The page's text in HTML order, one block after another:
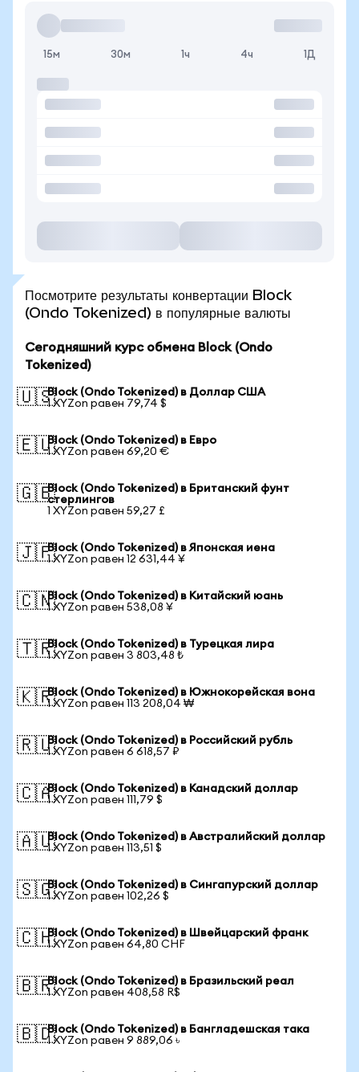
15м 30м 1ч 4ч 1Д
Посмотрите результаты конвертации Block
(Ondo Tokenized) в популярные валюты
Сегодняшний курс обмена Block (Ondo
Tokenized)
🇺🇸Block (Ondo Tokenized) в Доллар США
1 XYZon равен 79,74 $
🇪🇺Block (Ondo Tokenized) в Евро
1 XYZon равен 69,20 €
🇬🇧Block (Ondo Tokenized) в Британский фунт
стерлингов
1 XYZon равен 59,27 £
🇯🇵Block (Ondo Tokenized) в Японская иена
1 XYZon равен 12 631,44 ¥
🇨🇳Block (Ondo Tokenized) в Китайский юань
1 XYZon равен 538,08 ¥
🇹🇷Block (Ondo Tokenized) в Турецкая лира
1 XYZon равен 3 803,48 ₺
🇰🇷Block (Ondo Tokenized) в Южнокорейская вона
1 XYZon равен 113 208,04 ₩
🇷🇺Block (Ondo Tokenized) в Российский рубль
1 XYZon равен 6 618,57 ₽
🇨🇦Block (Ondo Tokenized) в Канадский доллар
1 XYZon равен 111,79 $
🇦🇺Block (Ondo Tokenized) в Австралийский доллар
1 XYZon равен 113,51 $
🇸🇬Block (Ondo Tokenized) в Сингапурский доллар
1 XYZon равен 102,26 $
🇨🇭Block (Ondo Tokenized) в Швейцарский франк
1 XYZon равен 64,80 CHF
🇧🇷Block (Ondo Tokenized) в Бразильский реал
1 XYZon равен 408,58 R$
🇧🇩Block (Ondo Tokenized) в Бангладешская така
1 XYZon равен 9 889,06 ৳